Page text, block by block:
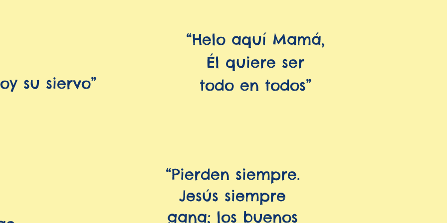
su siervo”
“Helo aquí Mamá,
Él quiere ser
todo en todos”
“Pierden siempre.
Jesús siempre
gana; los buenos